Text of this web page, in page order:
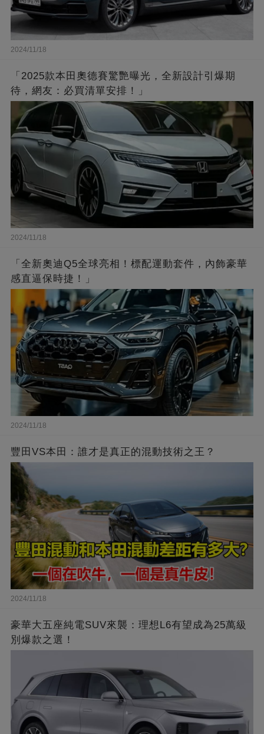
2024/11/18
「2025款本田奧德賽驚艷曝光，全新設計引爆期
待，網友：必買清單安排！」
2024/11/18
「全新奧迪Q5全球亮相！標配運動套件，內飾豪華
感直逼保時捷！」
2024/11/18
豐田VS本田：誰才是真正的混動技術之王？
2024/11/18
豪華大五座純電SUV來襲：理想L6有望成為25萬級
別爆款之選！